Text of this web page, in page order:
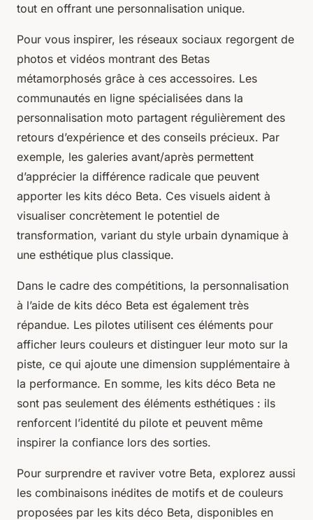
tout en offrant une personnalisation unique.
Pour vous inspirer, les réseaux sociaux regorgent de
photos et vidéos montrant des Betas
métamorphosés grâce à ces accessoires. Les
communautés en ligne spécialisées dans la
personnalisation moto partagent régulièrement des
retours d’expérience et des conseils précieux. Par
exemple, les galeries avant/après permettent
d’apprécier la différence radicale que peuvent
apporter les kits déco Beta. Ces visuels aident à
visualiser concrètement le potentiel de
transformation, variant du style urbain dynamique à
une esthétique plus classique.
Dans le cadre des compétitions, la personnalisation
à l’aide de kits déco Beta est également très
répandue. Les pilotes utilisent ces éléments pour
afficher leurs couleurs et distinguer leur moto sur la
piste, ce qui ajoute une dimension supplémentaire à
la performance. En somme, les kits déco Beta ne
sont pas seulement des éléments esthétiques : ils
renforcent l’identité du pilote et peuvent même
inspirer la confiance lors des sorties.
Pour surprendre et raviver votre Beta, explorez aussi
les combinaisons inédites de motifs et de couleurs
proposées par les kits déco Beta, disponibles en